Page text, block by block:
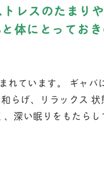
レスのたまり
体にとってお
れています。 ギャ
らげ、リラックス
深い眠りをもたら